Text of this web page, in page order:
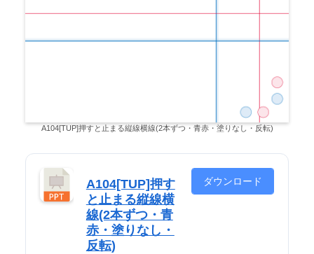
A104[TUP]押すと止まる縦線横線(2本ずつ・青赤・塗りなし・反転)
A104[TUP]押す
と止まる縦線横
線(2本ずつ・青
赤・塗りなし・
反転)
ダウンロード